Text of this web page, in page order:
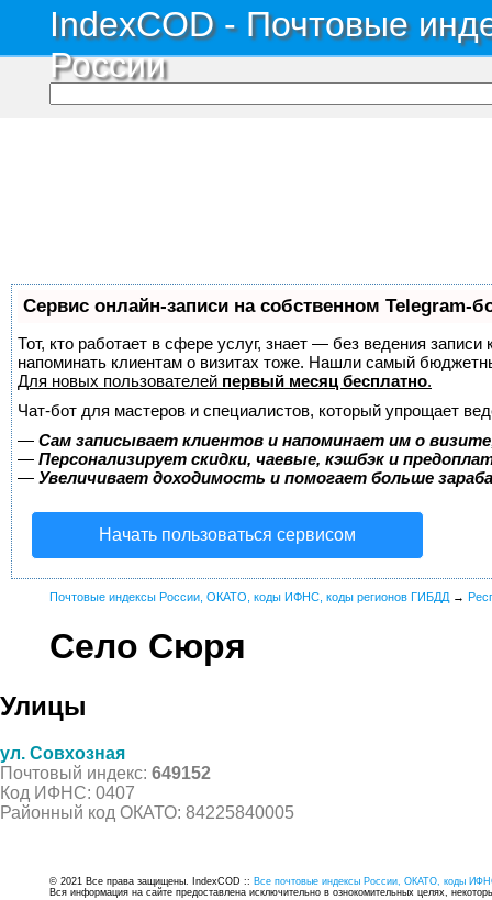
IndexCOD - Почтовые
России
Сервис онлайн-записи на собственном Telegram-
Тот, кто работает в сфере услуг, знает — без ведения
напоминать клиентам о визитах тоже. Нашли самый
Для новых пользователей первый месяц бесплатно.
Чат-бот для мастеров и специалистов, который упрощает
— Сам записывает клиентов и напоминает им о
— Персонализирует скидки, чаевые, кэшбэк и
— Увеличивает доходимость и помогает больше
Начать пользоваться сервисом
Почтовые индексы России, ОКАТО, коды ИФНС, коды регионов ГИБДД →
Село Сюря
Улицы
ул. Совхозная
Почтовый индекс: 649152
Код ИФНС: 0407
Районный код ОКАТО: 84225840005
© 2021 Все права защищены. IndexCOD :: Все почтовые индексы России, ОКАТО, коды
Вся информация на сайте предоставлена исключительно в ознокомительных целях,